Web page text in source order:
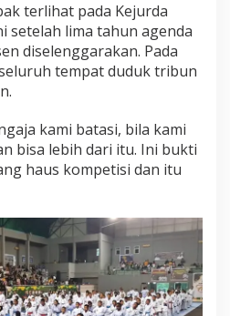
terlihat pada Kejurda
setelah lima tahun agenda
diselenggarakan. Pada
tempat duduk tribun
kami batasi, bila kami
bisa lebih dari itu. Ini bukti
haus kompetisi dan itu